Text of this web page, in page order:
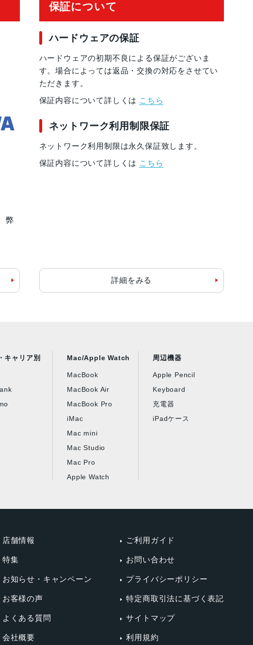
弊
保証について
ハードウェアの保証
ハードウェアの初期不良による保証がございま
す。場合によっては返品・交換の対応をさせてい
ただきます。
保証内容について詳しくは こちら
ネットワーク利用制限保証
ネットワーク利用制限は永久保証致します。
保証内容について詳しくは こちら
詳細をみる
キャリア別 Mac/Apple Watch
MacBook
MacBook Air
MacBook Pro
iMac
Mac mini
Mac Studio
Mac Pro
Apple Watch
周辺機器
Apple Pencil
Keyboard
充電器
iPadケース
店舗情報
特集
お知らせ・キャンペーン
お客様の声
よくある質問
会社概要
ご利用ガイド
お問い合わせ
プライバシーポリシー
特定商取引法に基づく表記
サイトマップ
利用規約